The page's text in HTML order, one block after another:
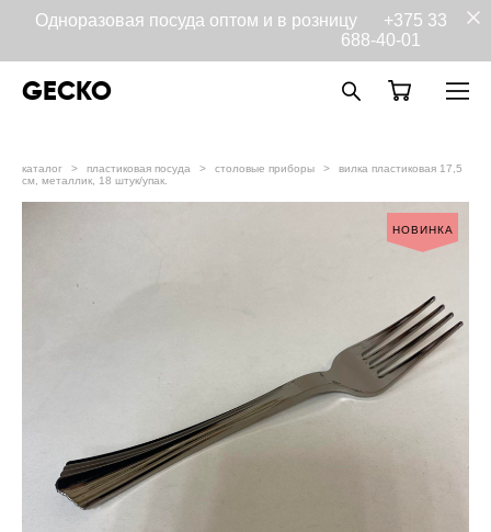
Одноразовая посуда оптом и в розницу +375 33
688-40-01
GECKO
каталог > пластиковая посуда > столовые приборы >
вилка пластиковая 17,5
см, металлик, 18 штук/упак.
НОВИНКА